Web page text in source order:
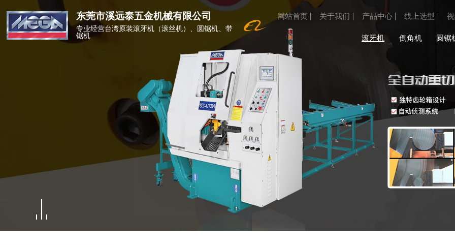
东莞市溪远泰五金机械有限公司
专业经营台湾原装滚牙机（滚丝机）、圆锯机、带
锯机

滚牙机 倒角机 圆锯
网站首页 关于我们 产品中心 线上选型